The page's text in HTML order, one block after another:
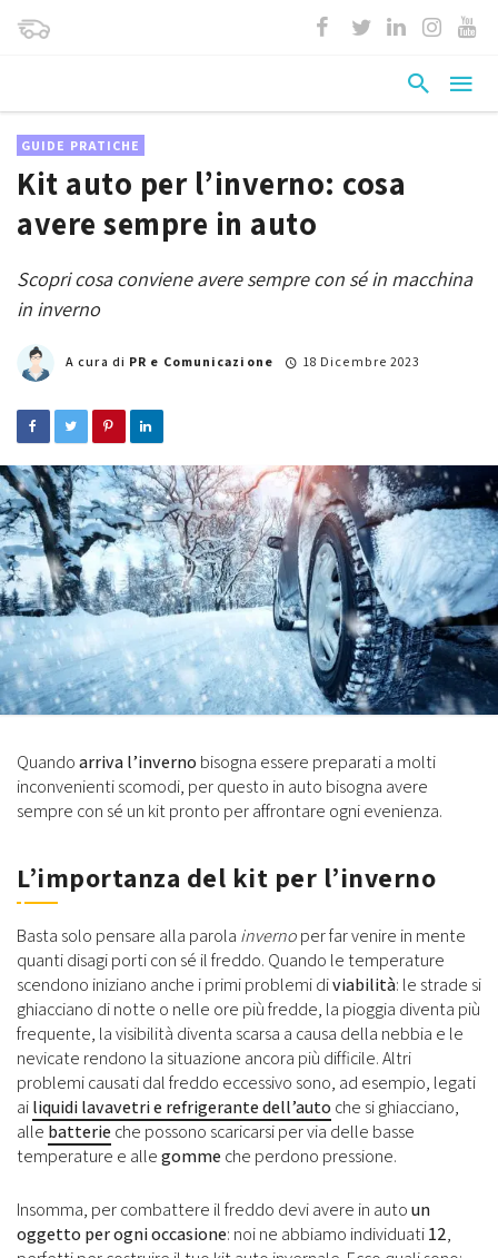
GUIDE PRATICHE
Kit auto per l’inverno: cosa
avere sempre in auto
Scopri cosa conviene avere sempre con sé in macchina
in inverno
A cura di PR e Comunicazione 18 Dicembre 2023
Quandoarriva l’inverno bisogna essere preparati a molti
inconvenienti scomodi, per questo in auto bisogna avere
sempre con sé un kit pronto per affrontare ogni evenienza.
L’importanza del kit per l’inverno
Basta solo pensare alla parola invernoper far venire in mente
quanti disagi porti con sé il freddo. Quando le temperature
scendono iniziano anche i primi problemi diviabilità: le strade si
ghiacciano di notte o nelle ore più fredde, la pioggia diventa più
frequente, la visibilità diventa scarsa a causa della nebbia e le
nevicate rendono la situazione ancora più difficile. Altri
problemi causati dal freddo eccessivo sono, ad esempio, legati
ailiquidi lavavetri e refrigerante dell’auto che si ghiacciano,
alle batterieche possono scaricarsi per via delle basse
temperature e allegommeche perdono pressione.
Insomma, per combattere il freddo devi avere in autoun
oggetto per ogni occasione: noi ne abbiamo individuati12,